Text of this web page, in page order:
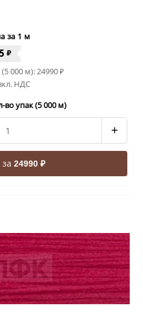
за 1 м
₽
000 м):24990₽
НДС
во упак (5 000 м)
+
24990 ₽